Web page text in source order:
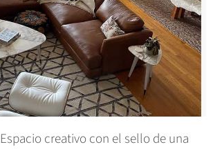
Espacio creativo con el sello de una